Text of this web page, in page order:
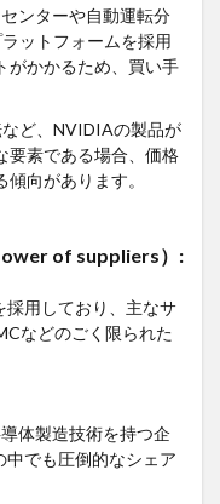
ンターや自動運転分
ットフォームを採用
がかかるため、買い手
ど、NVIDIAの製品が
要素である場合、価格
向があります。
of suppliers） :
用しており、主なサ
などのごく限られた
体製造技術を持つ企
でも圧倒的なシェア